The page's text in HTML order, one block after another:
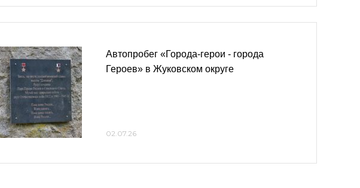
Автопробег «Города-герои - города
Героев» в Жуковском округе
02.07.26